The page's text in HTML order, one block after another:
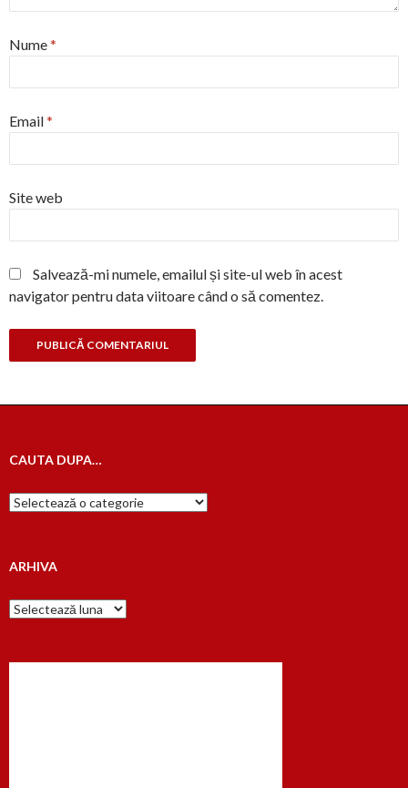
Nume*
Email*
Site web
Salvează-mi numele, emailul și site-ul web în acest
navigator pentru data viitoare când o să comentez.
CAUTA DUPA…
Cauta
dupa…
ARHIVA
Arhiva